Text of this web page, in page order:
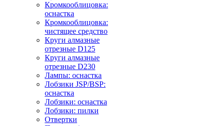
Кромкооблицовка:
оснастка
Кромкооблицовка:
чистящее средство
Круги алмазные
отрезные D125
Круги алмазные
отрезные D230
Лампы: оснастка
Лобзики JSP/BSP:
оснастка
Лобзики: оснастка
Лобзики: пилки
Отвертки